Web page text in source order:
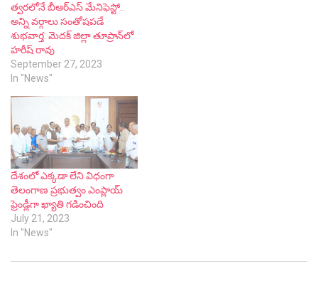
త్వరలోనే బీఆర్ఎస్ మేనిఫెస్టో..
అన్ని వర్గాలు సంతోషపడే
శుభవార్త: మెదక్ జిల్లా తూప్రాన్‌లో
హరీష్ రావు
September 27, 2023
In "News"
దేశంలో ఎక్కడా లేని విధంగా
తెలంగాణ ప్రభుత్వం ఎంప్లాయ్
ఫ్రెండ్లీగా ఖ్యాతి గడించింది
July 21, 2023
In "News"